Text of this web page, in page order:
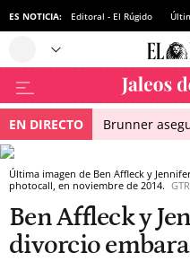
ES NOTICIA: Editoral - El Rúgido
EN DIRECTO Brunner
Última imagen de Ben Affleck y
photocall, en noviembre de 2014.
Ben Affleck y
divorcio